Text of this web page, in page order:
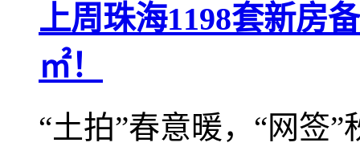
上周珠海1198套新房
㎡！
“土拍”春意暖，“网签”